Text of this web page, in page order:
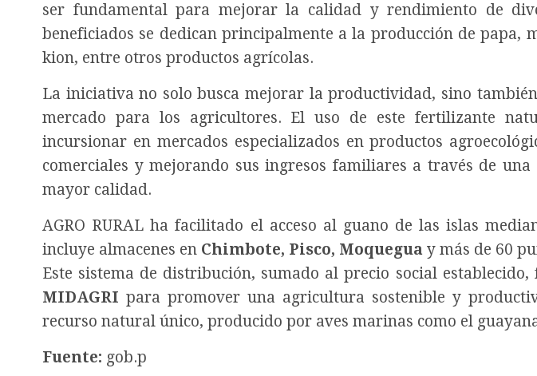
ser fundamental para mejorar la calidad y rendimiento de
beneficiados se dedican principalmente a la producción de papa,
kion, entre otros productos agrícolas.
La iniciativa no solo busca mejorar la productividad, sino
mercado para los agricultores. El uso de este fertilizante
incursionar en mercados especializados en productos
comerciales y mejorando sus ingresos familiares a través de
mayor calidad.
AGRO RURAL ha facilitado el acceso al guano de las islas
incluye almacenes en Chimbote, Pisco, Moquegua y más de 60
Este sistema de distribución, sumado al precio social
MIDAGRI para promover una agricultura sostenible y
recurso natural único, producido por aves marinas como el
Fuente: gob.p